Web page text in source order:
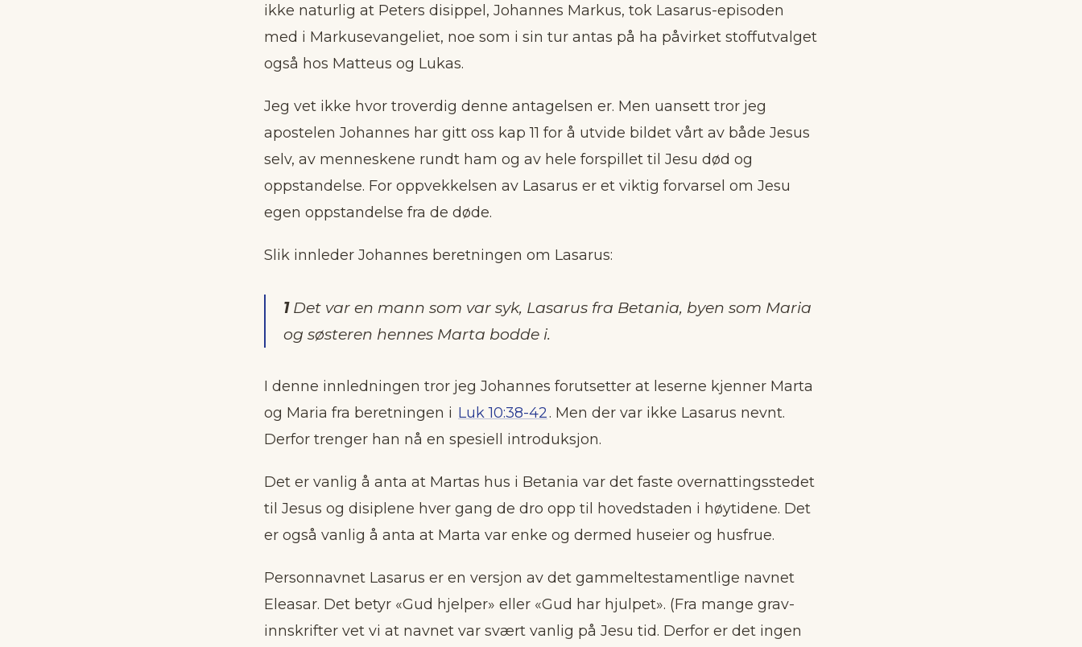
ikke naturlig at Peters disippel, Johannes Markus, tok Lasarus-episoden
med i Markusevangeliet, noe som i sin tur antas på ha påvirket stoffutvalget
også hos Matteus og Lukas.
Jeg vet ikke hvor troverdig denne antagelsen er. Men uansett tror jeg
apostelen Johannes har gitt oss kap 11 for å utvide bildet vårt av både Jesus
selv, av menneskene rundt ham og av hele forspillet til Jesu død og
oppstandelse. For oppvekkelsen av Lasarus er et viktig forvarsel om Jesu
egen oppstandelse fra de døde.
Slik innleder Johannes beretningen om Lasarus:
1Det var en mann som var syk, Lasarus fra Betania, byen som Maria
og søsteren hennes Marta bodde i.
I denne innledningen tror jeg Johannes forutsetter at leserne kjenner Marta
og Maria fra beretningen i Luk 10:38-42. Men der var ikke Lasarus nevnt.
Derfor trenger han nå en spesiell introduksjon.
Det er vanlig å anta at Martas hus i Betania var det faste overnattingsstedet
til Jesus og disiplene hver gang de dro opp til hovedstaden i høytidene. Det
er også vanlig å anta at Marta var enke og dermed huseier og husfrue.
Personnavnet Lasarus er en versjon av det gammeltestamentlige navnet
Eleasar. Det betyr «Gud hjelper» eller «Gud har hjulpet». (Fra mange grav-
innskrifter vet vi at navnet var svært vanlig på Jesu tid. Derfor er det ingen